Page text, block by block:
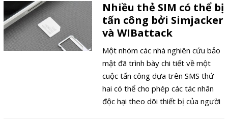
Nhiều thẻ SIM có thể bị
tấn công bởi Simjacker
và WIBattack
Một nhóm các nhà nghiên cứu bảo
mật đã trình bày chi tiết về một
cuộc tấn công dựa trên SMS thứ
hai có thể cho phép các tác nhân
độc hại theo dõi thiết bị của người